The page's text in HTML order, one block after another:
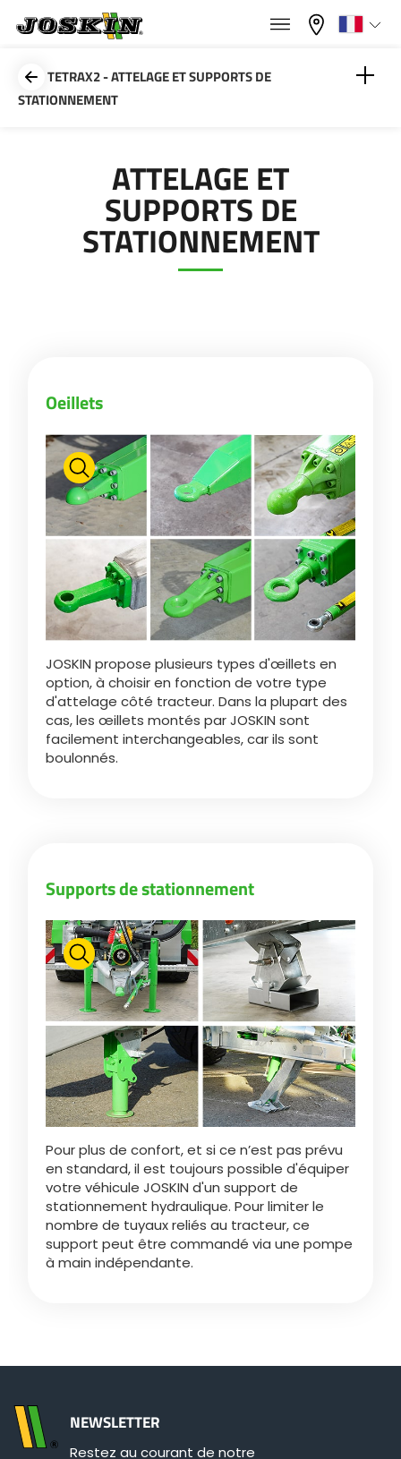
Menu
GROUPE
UNIVERS JOSKIN
FAN SHOP
PARTS BOOK
JOBS
CONTACT
×
×
Sélectionnez votre langue
English
Nederlands
Télécharger la brochure
Italiano
Dansk
Română
Suomi
Slovenija
Lietuvių kalba
Česká republika
Srpski
Yкраїнська мова
ελληνικά
TETRAX2 - ATTELAGE ET SUPPORTS DE
STATIONNEMENT
Supports de stationnement
ATTELAGE ET
SUPPORTS DE
STATIONNEMENT
Oeillets
JOSKIN propose plusieurs types d'œillets en
option, à choisir en fonction de votre type
d'attelage côté tracteur. Dans la plupart des
cas, les œillets montés par JOSKIN sont
facilement interchangeables, car ils sont
boulonnés.
Supports de stationnement
Pour plus de confort, et si ce n’est pas prévu
en standard, il est toujours possible d'équiper
votre véhicule JOSKIN d'un support de
stationnement hydraulique. Pour limiter le
nombre de tuyaux reliés au tracteur, ce
support peut être commandé via une pompe
à main indépendante.
NEWSLETTER
Restez au courant de notre